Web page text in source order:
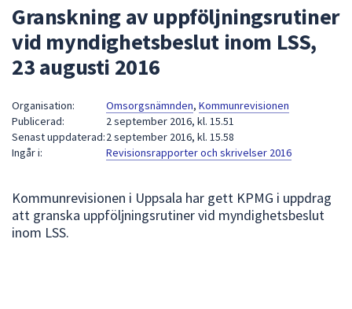
sökfältet
kommer
sökförslag
under
fältet.
Använd
piltangenterna
att
navigera
Granskning av uppföljningsrutiner
vid myndighetsbeslut inom LSS,
23 augusti 2016
Organisation: Omsorgsnämnden, Kommunrevisionen
Publicerad:
2 september 2016, kl. 15.51
Senast uppdaterad:2 september 2016, kl. 15.58
Ingår i:
Revisionsrapporter och skrivelser 2016
Kommunrevisionen i Uppsala har gett KPMG i uppdrag
att granska uppföljningsrutiner vid myndighetsbeslut
inom LSS.